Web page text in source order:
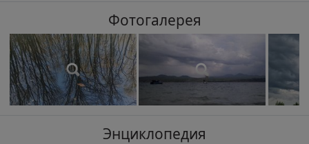
Фотогалерея
Энциклопедия